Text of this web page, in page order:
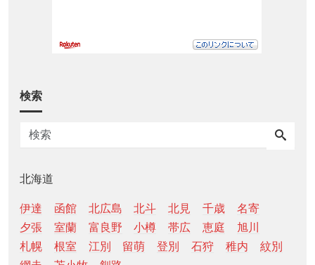
検索
北海道
伊達 函館 北広島 北斗 北見 千歳
名寄
夕張
室蘭 富良野 小樽 帯広 恵庭
旭川
札幌
根室 江別 留萌 登別 石狩 稚内
紋別